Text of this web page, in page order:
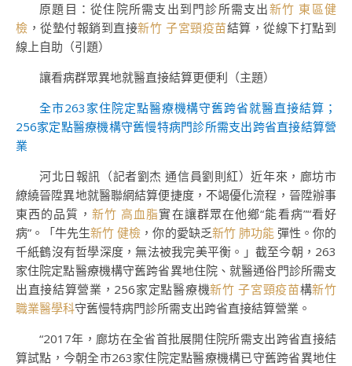
原題目：從住院所需支出到門診所需支出新竹 東區健
檢 ，從墊付報銷到直接新竹 子宮頸疫苗結算，從線下打點到
線上自助（引題）
讓看病群眾異地就醫直接結算更便利（主題）
全市263家住院定點醫療機構守舊跨省就醫直接結算；
256家定點醫療機構守舊慢特病門診所需支出跨省直接結算營
業
河北日報訊（記者劉杰 通信員劉則紅）近年來，廊坊市
繚繞晉陞異地就醫聯網結算便捷度，不竭優化流程，晉陞辦事
東西的品質， 新竹 高血脂實在讓群眾在他鄉“能看病”“看好
病”。「牛先生新竹 健檢 ，你的愛缺乏新竹 肺功能 彈性。你的
千紙鶴沒有哲學深度，無法被我完美平衡。」截至今朝，263
家住院定點醫療機構守舊跨省異地住院、就醫通俗門診所需支
出直接結算營業，256家定點醫療機新竹 子宮頸疫苗構新竹
職業醫學科守舊慢特病門診所需支出跨省直接結算營業。
“2017年，廊坊在全省首批展開住院所需支出跨省直接結
算試點，今朝全市263家住院定點醫療機構已守舊跨省異地住